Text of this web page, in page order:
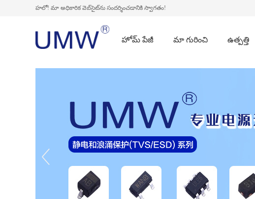
హలో! మా అధికారిక వెబ్‌సైట్‌ను సందర్శించడానికి స్వాగతం!
హోమ్ పేజీ మా గురించి ఉత్పత్తి